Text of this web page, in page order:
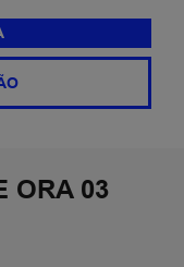
ORA 03